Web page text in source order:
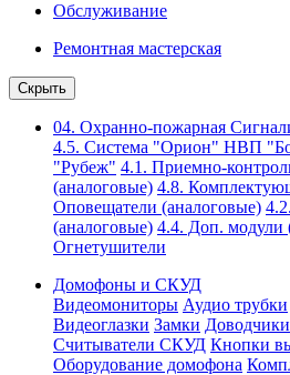
Обслуживание
Ремонтная мастерская
Скрыть
04. Охранно-пожарная
4.5. Система "Орион" НВП
"Рубеж" 4.1. Приемно-
(аналоговые) 4.8.
Оповещатели (аналоговые)
(аналоговые) 4.4. Доп. модули
Огнетушители
Домофоны и СКУД
Видеомониторы Аудио трубки
Видеоглазки Замки Доводчики
Считыватели СКУД Кнопки
Оборудование домофона